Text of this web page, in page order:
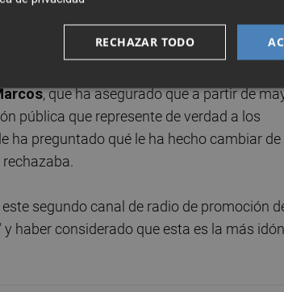
diputados
La síndica y el portavoz adjunto,Papi
el voto favorable.
, que ha asegurado que a partir de
pública que represente de verdad a los
ha preguntado qué le ha hecho cambiar de
segundo canal de radio de promoción
haber considerado que esta es la más
RECHAZAR TODO